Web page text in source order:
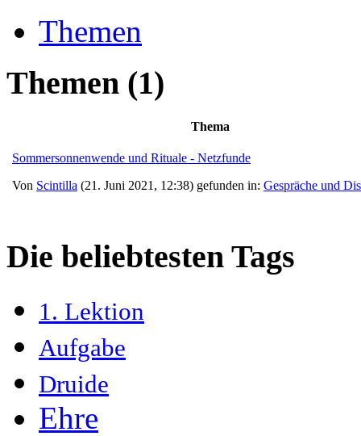
Themen
Themen (1)
Thema
Sommersonnenwende und Rituale - Netzfunde
Von Scintilla (21. Juni 2021, 12:38) gefunden in: Gespräche und
Die beliebtesten Tags
1. Lektion
Aufgabe
Druide
Ehre